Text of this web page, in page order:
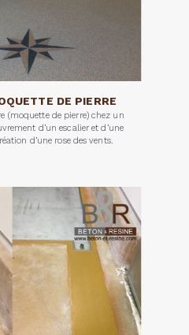
DE PIERRE
(moquette de pierre) chez un
d’un escalier et d’une
d’une rose des vents.